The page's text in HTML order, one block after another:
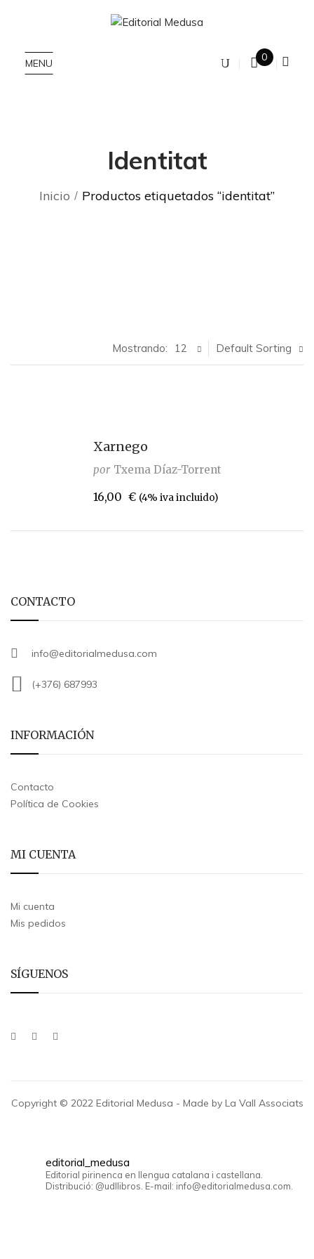
MENU 0
Identitat
Inicio Productos etiquetados “identitat”
Default Sorting
Mostrando: 12
Xarnego
por Txema Díaz-Torrent
16,00 € (4% iva incluido)
CONTACTO
info@editorialmedusa.com
(+376) 687993
INFORMACIÓN
Contacto
Política de Cookies
MI CUENTA
Mi cuenta
Mis pedidos
SÍGUENOS
Copyright © 2022 Editorial Medusa - Made by La Vall Associats
editorial_medusa
Editorial pirinenca en llengua catalana i castellana.
Distribució: @udllibros. E-mail: info@editorialmedusa.com.